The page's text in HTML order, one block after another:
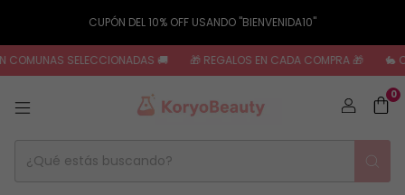
CUPÓN DEL 10% OFF USANDO "BIENVENIDA10"
SELECCIONADAS 🚚 🎁 REGALOS EN CADA COMPRA 🎁 🐇
0